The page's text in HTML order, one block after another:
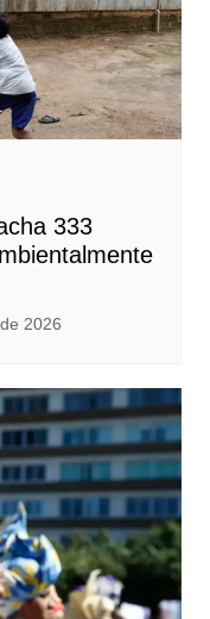
333
2026